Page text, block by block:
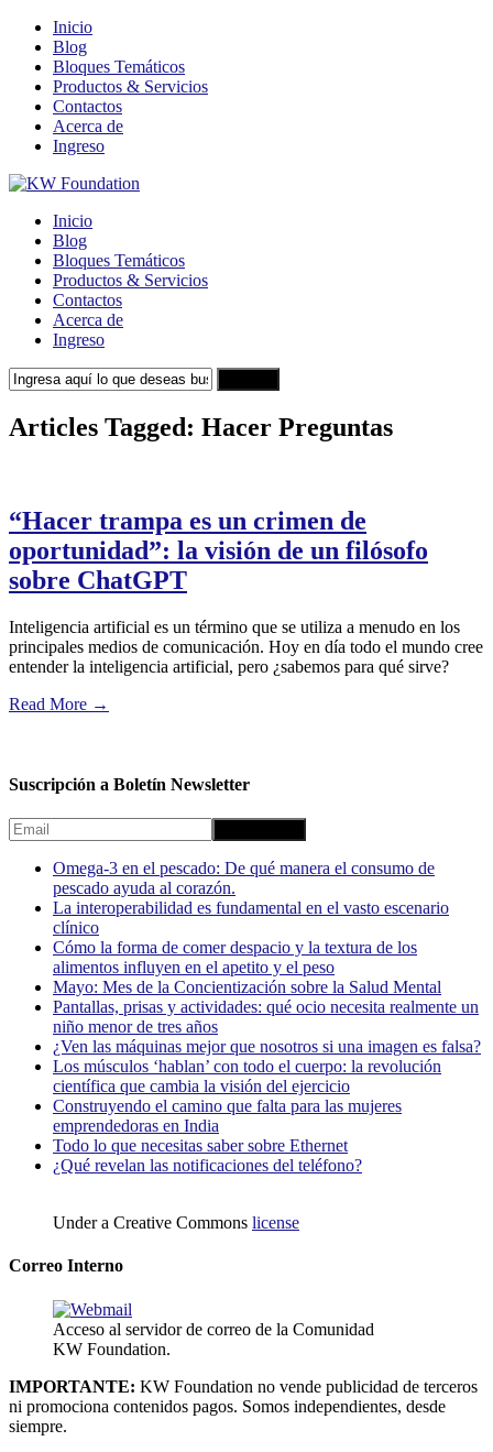
Inicio
Blog
Bloques Temáticos
Productos & Servicios
Contactos
Acerca de
Ingreso
Inicio
Blog
Bloques Temáticos
Productos & Servicios
Contactos
Acerca de
Ingreso
Articles Tagged: Hacer Preguntas
“Hacer trampa es un crimen de
oportunidad”: la visión de un filósofo
sobre ChatGPT
Inteligencia artificial es un término que se utiliza a menudo en los
principales medios de comunicación. Hoy en día todo el mundo cree
entender la inteligencia artificial, pero ¿sabemos para qué sirve?
Read More →
Suscripción a Boletín Newsletter
Omega-3 en el pescado: De qué manera el consumo de
pescado ayuda al corazón.
La interoperabilidad es fundamental en el vasto escenario
clínico
Cómo la forma de comer despacio y la textura de los
alimentos influyen en el apetito y el peso
Mayo: Mes de la Concientización sobre la Salud Mental
Pantallas, prisas y actividades: qué ocio necesita realmente un
niño menor de tres años
¿Ven las máquinas mejor que nosotros si una imagen es falsa?
Los músculos ‘hablan’ con todo el cuerpo: la revolución
científica que cambia la visión del ejercicio
Construyendo el camino que falta para las mujeres
emprendedoras en India
Todo lo que necesitas saber sobre Ethernet
¿Qué revelan las notificaciones del teléfono?
Under a Creative Commons license
Correo Interno
Acceso al servidor de correo de la Comunidad
KW Foundation.
IMPORTANTE: KW Foundation no vende publicidad de terceros
ni promociona contenidos pagos. Somos independientes, desde
siempre.